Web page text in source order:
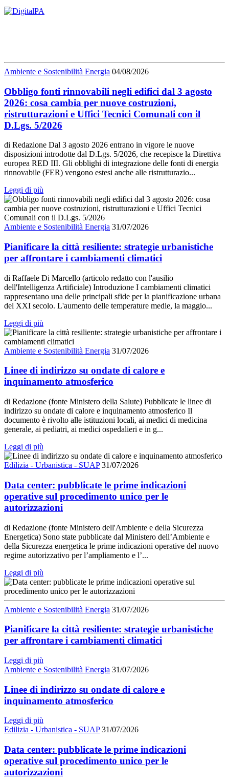
Ambiente e Sostenibilità Energia 04/08/2026
Obbligo fonti rinnovabili negli edifici dal 3 agosto
2026: cosa cambia per nuove costruzioni,
ristrutturazioni e Uffici Tecnici Comunali con il
D.Lgs. 5/2026
di Redazione Dal 3 agosto 2026 entrano in vigore le nuove
disposizioni introdotte dal D.Lgs. 5/2026, che recepisce la Direttiva
europea RED III. Gli obblighi di integrazione delle fonti di energia
rinnovabile (FER) vengono estesi anche alle ristrutturazio...
Leggi di più
Ambiente e Sostenibilità Energia 31/07/2026
Pianificare la città resiliente: strategie urbanistiche
per affrontare i cambiamenti climatici
di Raffaele Di Marcello (articolo redatto con l'ausilio
dell'Intelligenza Artificiale) Introduzione I cambiamenti climatici
rappresentano una delle principali sfide per la pianificazione urbana
del XXI secolo. L'aumento delle temperature medie, la maggio...
Leggi di più
Ambiente e Sostenibilità Energia 31/07/2026
Linee di indirizzo su ondate di calore e
inquinamento atmosferico
di Redazione (fonte Ministero della Salute) Pubblicate le linee di
indirizzo su ondate di calore e inquinamento atmosferico Il
documento è rivolto alle istituzioni locali, ai medici di medicina
generale, ai pediatri, ai medici ospedalieri e in g...
Leggi di più
Edilizia - Urbanistica - SUAP 31/07/2026
Data center: pubblicate le prime indicazioni
operative sul procedimento unico per le
autorizzazioni
di Redazione (fonte Ministero dell'Ambiente e della Sicurezza
Energetica) Sono state pubblicate dal Ministero dell’Ambiente e
della Sicurezza energetica le prime indicazioni operative del nuovo
regime autorizzativo per l’ampliamento e l’...
Leggi di più
Ambiente e Sostenibilità Energia 31/07/2026
Pianificare la città resiliente: strategie urbanistiche
per affrontare i cambiamenti climatici
Leggi di più
Ambiente e Sostenibilità Energia 31/07/2026
Linee di indirizzo su ondate di calore e
inquinamento atmosferico
Leggi di più
Edilizia - Urbanistica - SUAP 31/07/2026
Data center: pubblicate le prime indicazioni
operative sul procedimento unico per le
autorizzazioni